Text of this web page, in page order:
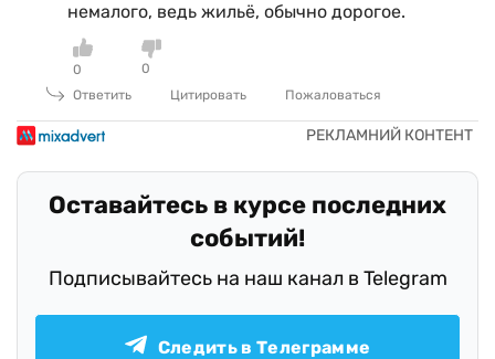
немалого, ведь жильё, обычно дорогое.
0
0
Ответить
Цитировать Пожаловаться
Оставайтесь в курсе последних
событий!
Подписывайтесь на наш канал в Telegram
Следить в Телеграмме